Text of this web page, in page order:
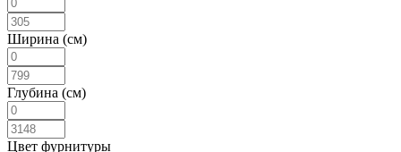
Ширина (см)
Глубина (см)
Цвет фурнитуры